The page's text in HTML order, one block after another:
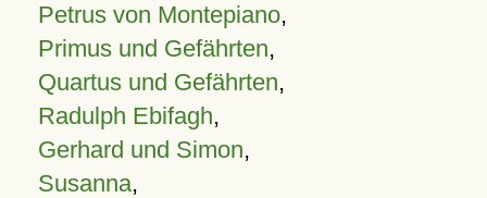
Petrus von Montepiano,
Primus und Gefährten,
Quartus und Gefährten,
Radulph Ebifagh,
Gerhard und Simon,
Susanna,